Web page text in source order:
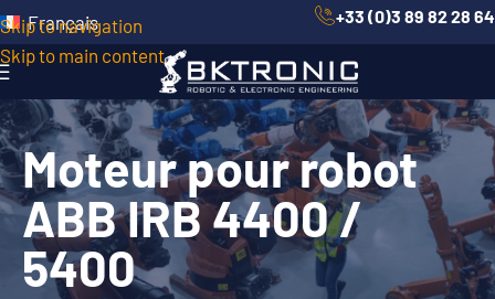
Skip to navigation
Skip to main content
Français +33 (0)3 89 82 28 64
Moteur pour robot
ABB IRB 4400 /
5400